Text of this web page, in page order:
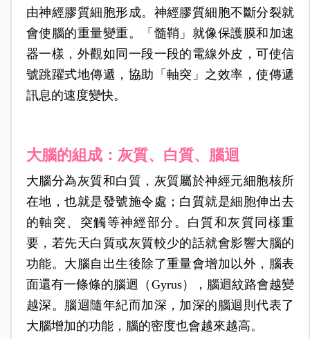
由神經膠質細胞形成。 神經膠質細胞不斷分裂就
會使腦的重量變重。「髓鞘」就像保護膜和加速
器一樣，外觀如同一段一段的電線外皮，可使信
號跳躍式地傳遞，協助「軸突」之效率，使傳遞
訊息的速度變快。
大腦的組成：灰質、白質、腦迴
大腦分為灰質和白質，灰質屬於神經元細胞核所
在地，也就是發號施令處；白質就是細胞伸出去
的軸突、突觸等神經部分。白質和灰質同樣重
要，若先天白質或灰質較少的話就會影響大腦的
功能。大腦自出生後除了重量會增加以外，腦表
面還有一條條的腦迴（Gyrus），腦迴紋路會越變
越深。腦迴隨年紀而加深，加深的腦迴則代表了
大腦增加的功能，腦的密度也會越來越高。